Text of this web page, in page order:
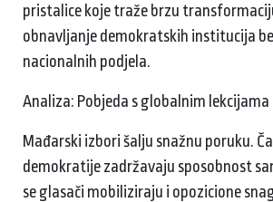
pristalice koje traže brzu
obnavljanje demokratskih institucija
nacionalnih podjela.
Analiza: Pobjeda s globalnim lekcijama
Mađarski izbori šalju snažnu poruku.
demokratije zadržavaju sposobnost
se glasači mobiliziraju i opozicione